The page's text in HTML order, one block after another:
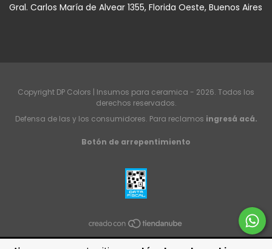
Gral. Carlos María de Alvear 1355, Florida Oeste, Buenos Aires
Copyright DP Colors | Insumos para ceramica - 2026. Todos los
derechos reservados.
Defensa de las y los consumidores. Para reclamos ingresá acá.
Botón de arrepentimiento